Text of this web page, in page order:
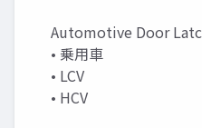
Automotive Door
• 乗用車
• LCV
• HCV